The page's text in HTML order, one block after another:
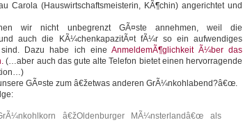
Carola (Hauswirtschaftsmeisterin, KÃ¶chin) angerichtet und
wir nicht unbegrenzt GÃ¤ste annehmen, weil die
auch die KÃ¼chenkapazitÃ¤t fÃ¼r so ein aufwendiges
Dazu habe ich eine AnmeldemÃ¶glichkeit Ã¼ber das
(…aber auch das gute alte Telefon bietet einen hervorragende
GÃ¤ste zum â€žetwas anderen GrÃ¼nkohlabend?â€œ.
â€žOldenburger MÃ¼nsterlandâ€œ als